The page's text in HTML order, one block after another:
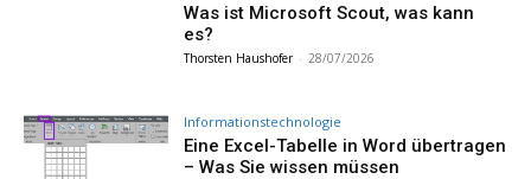
Was ist Microsoft Scout, was kann
es?
Thorsten Haushofer - 28/07/2026
Informationstechnologie
Eine Excel-Tabelle in Word übertragen
– Was Sie wissen müssen